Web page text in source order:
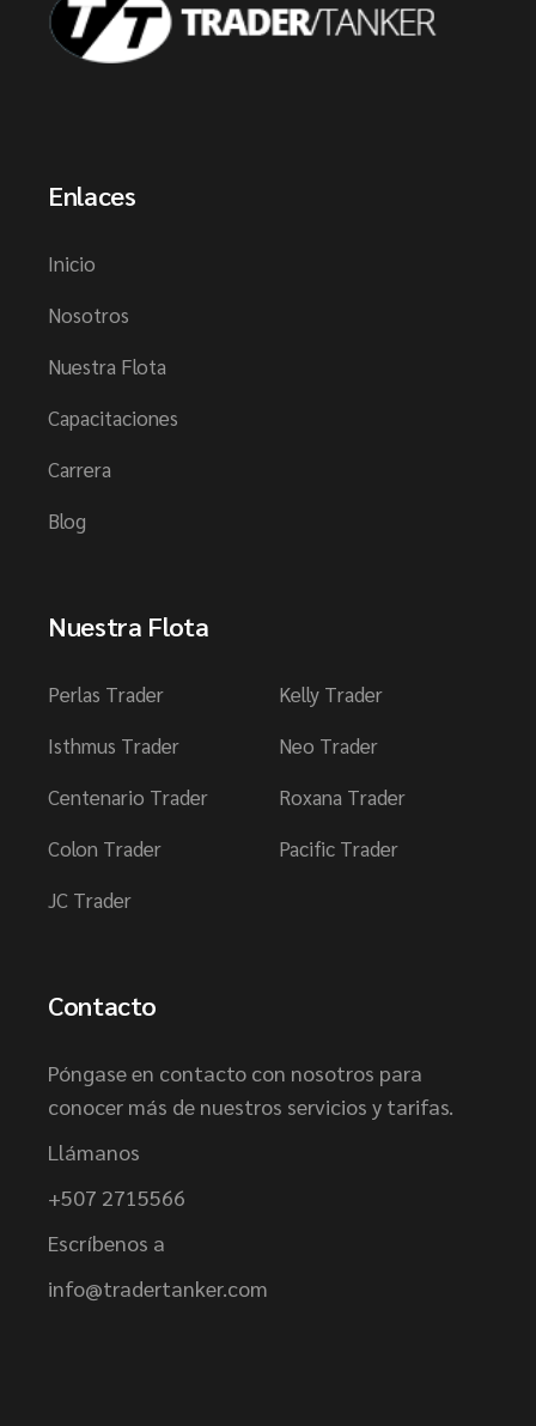
Enlaces
Inicio
Nosotros
Nuestra Flota
Capacitaciones
Carrera
Blog
Nuestra Flota
Perlas Trader
Isthmus Trader
Centenario Trader
Colon Trader
JC Trader
Kelly Trader
Neo Trader
Roxana Trader
Pacific Trader
Contacto
Póngase en contacto con nosotros para
conocer más de nuestros servicios y tarifas.
Llámanos
+507 2715566
Escríbenos a
info@tradertanker.com